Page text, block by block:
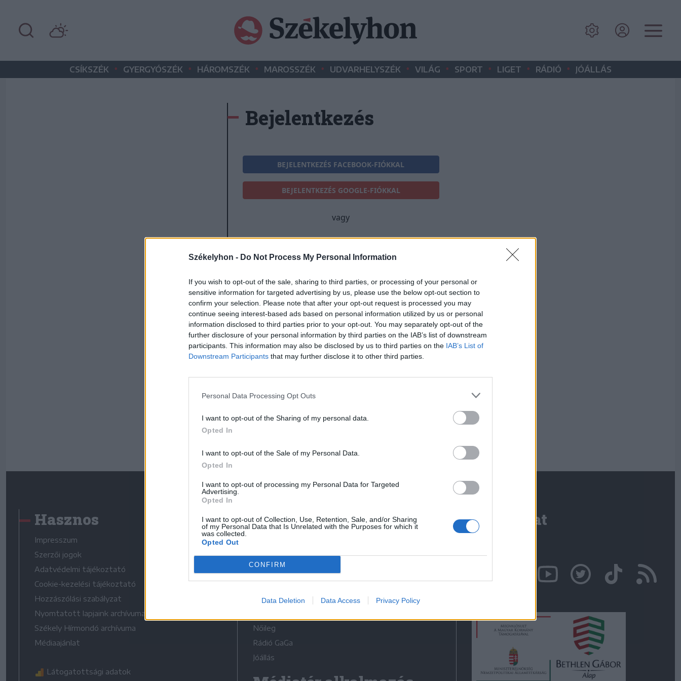
Székelyhon - Do Not Process My Personal Information
If you wish to opt-out of the sale, sharing to third parties, or processing of your personal or
sensitive information for targeted advertising by us, please use the below opt-out section to
confirm your selection. Please note that after your opt-out request is processed you may
continue seeing interest-based ads based on personal information utilized by us or personal
information disclosed to third parties prior to your opt-out. You may separately opt-out of the
further disclosure of your personal information by third parties on the IAB’s list of downstream
participants. This information may also be disclosed by us to third parties on the IAB’s List of
Downstream Participants that may further disclose it to other third parties.
Personal Data Processing Opt Outs
I want to opt-out of the Sharing of my personal data.
Opted In
I want to opt-out of the Sale of my Personal Data.
Opted In
I want to opt-out of processing my Personal Data for Targeted
Advertising.
Opted In
I want to opt-out of Collection, Use, Retention, Sale, and/or Sharing
of my Personal Data that Is Unrelated with the Purposes for which it
was collected.
Opted Out
CONFIRM
Data Deletion Data Access Privacy Policy
CSÍKSZÉK • GYERGYÓSZÉK • HÁROMSZÉK • MAROSSZÉK • UDVARHELYSZÉK • VILÁG • SPORT • LIGET • RÁDIÓ • JÓÁLLÁS
Bejelentkezés
BEJELENTKEZÉS FACEBOOK-FIÓKKAL
BEJELENTKEZÉS GOOGLE-FIÓKKAL
vagy
E-mail-cím
Jelszó
Elfelejtette a jelszavát?
BEJELENTKEZÉS
Hasznos
Impresszum
Szerzői jogok
Adatvédelmi tájékoztató
Cookie-kezelési tájékoztató
Hozzászólási szabályzat
Nyomtatott lapjaink archívuma
Székely Hírmondó archívuma
Médiaajánlat
Látogatottsági adatok
Médiatér
Liget
Krónika
Bihari Napló
Erdélyi Napló
Nőileg
Rádió GaGa
Jóállás
Kapcsolat